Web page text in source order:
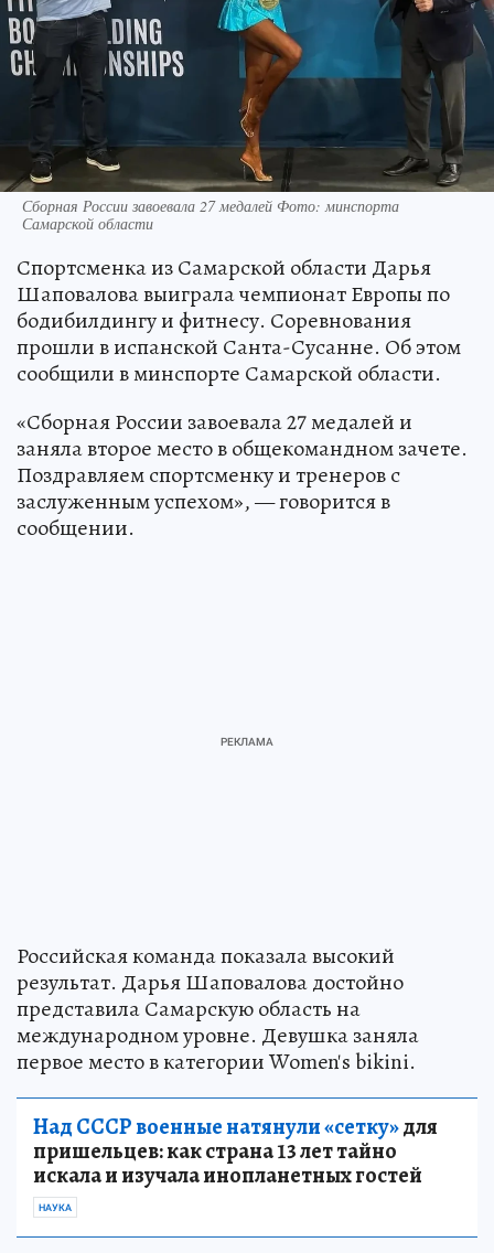
Сборная России завоевала 27 медалей Фото: минспорта
Самарской области
Спортсменка из Самарской области Дарья
Шаповалова выиграла чемпионат Европы по
бодибилдингу и фитнесу. Соревнования
прошли в испанской Санта-Сусанне. Об этом
сообщили в минспорте Самарской области.
«Сборная России завоевала 27 медалей и
заняла второе место в общекомандном зачете.
Поздравляем спортсменку и тренеров с
заслуженным успехом», — говорится в
сообщении.
Российская команда показала высокий
результат. Дарья Шаповалова достойно
представила Самарскую область на
международном уровне. Девушка заняла
первое место в категории Women's bikini.
Над СССР военные натянули «сетку»для
пришельцев: как страна 13 лет тайно
искала и изучала инопланетных гостей
НАУКА